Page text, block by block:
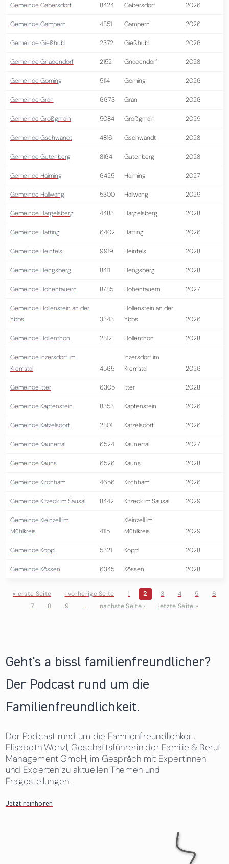
Gemeinde Gabersdorf 8424 Gabersdorf 2026
Gemeinde Gampern 4851 Gampern 2026
Gemeinde Gießhübl 2372 Gießhübl 2026
Gemeinde Gnadendorf 2152 Gnadendorf 2028
Gemeinde Göming 5114 Göming 2026
Gemeinde Grän 6673 Grän 2026
Gemeinde Großgmain 5084 Großgmain 2029
Gemeinde Gschwandt 4816 Gschwandt 2028
Gemeinde Gutenberg 8164 Gutenberg 2028
Gemeinde Haiming 6425 Haiming 2027
Gemeinde Hallwang 5300 Hallwang 2029
Gemeinde Hargelsberg 4483 Hargelsberg 2028
Gemeinde Hatting 6402 Hatting 2026
Gemeinde Heinfels 9919 Heinfels 2028
Gemeinde Hengsberg 8411 Hengsberg 2028
Gemeinde Hohentauern 8785 Hohentauern 2027
Gemeinde Hollenstein an der
Ybbs
3343
Hollenstein an der
Ybbs
2026
Gemeinde Hollenthon 2812 Hollenthon 2028
Gemeinde Inzersdorf im
Kremstal
4565
Inzersdorf im
Kremstal
2026
Gemeinde Itter 6305 Itter 2028
Gemeinde Kapfenstein 8353 Kapfenstein 2026
Gemeinde Katzelsdorf 2801 Katzelsdorf 2026
Gemeinde Kaunertal 6524 Kaunertal 2027
Gemeinde Kauns 6526 Kauns 2028
Gemeinde Kirchham 4656 Kirchham 2026
Gemeinde Kitzeck im Sausal 8442 Kitzeck im Sausal 2029
Gemeinde Kleinzell im
Mühlkreis
4115
Kleinzell im
Mühlkreis
2029
Gemeinde Koppl 5321 Koppl 2028
Gemeinde Kössen 6345 Kössen 2028
Seiten
« erste Seite ‹ vorherige Seite 1 2 3 4 5
6
7
8 9 … nächste Seite › letzte Seite »
Geht's a bissl familienfreundlicher?
Der Podcast rund um die
Familienfreundlichkeit.
Der Podcast rund um die Familienfreundlichkeit.
Elisabeth Wenzl, Geschäftsführerin der Familie & Beruf
Management GmbH, im Gespräch mit Expertinnen
und Experten zu aktuellen Themen und
Fragestellungen.
Jetzt reinhören